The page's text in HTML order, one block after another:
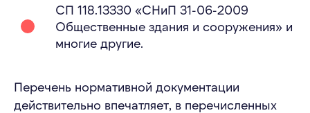
СП 118.13330 «СНиП 31-06-2009
Общественные здания и сооружения» и
многие другие.
Перечень нормативной документации
действительно впечатляет, в перечисленных